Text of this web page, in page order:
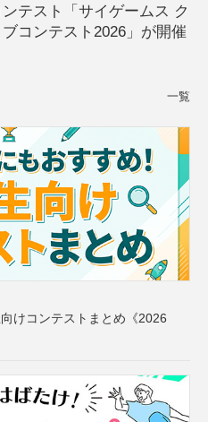
テスト「サイゲームス ク
ブコンテスト2026」が開催
一覧
けコンテストまとめ《2026